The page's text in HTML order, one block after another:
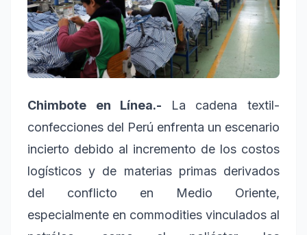
Chimbote en Línea.-
La cadena textil-
confecciones del Perú enfrenta un escenario
incierto debido al incremento de los costos
logísticos y de materias primas derivados
del conflicto en Medio Oriente,
especialmente en commodities vinculados al